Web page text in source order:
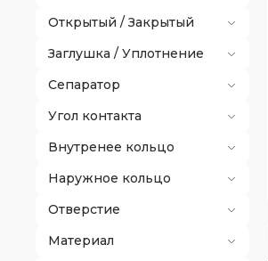
Открытый / Закрытый
Заглушка / Уплотнение
Сепаратор
Угол контакта
Внутренее кольцо
Наружное кольцо
Отверстие
Материал